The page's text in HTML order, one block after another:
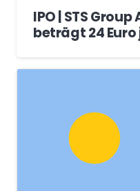
IPO | STS
beträgt 24 Euro